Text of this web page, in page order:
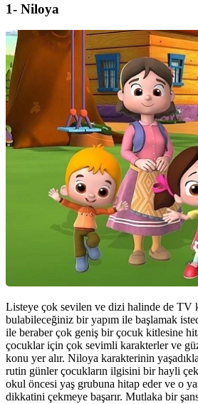
1- Niloya
Listeye çok sevilen ve dizi halinde de TV
bulabileceğiniz bir yapım ile başlamak
ile beraber çok geniş bir çocuk kitlesine
çocuklar için çok sevimli karakterler ve
konu yer alır. Niloya karakterinin
rutin günler çocukların ilgisini bir hayli
okul öncesi yaş grubuna hitap eder ve o
dikkatini çekmeye başarır. Mutlaka bir